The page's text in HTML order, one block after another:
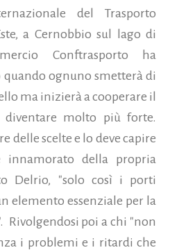
del Trasporto
a Cernobbio sul lago di
Conftrasporto ha
ognuno smetterà di
ma inizierà a cooperare il
molto più forte.
delle scelte e lo deve capire
della propria
Delrio, "solo così i porti
elemento essenziale per la
Rivolgendosi poi a chi "non
i problemi e i ritardi che